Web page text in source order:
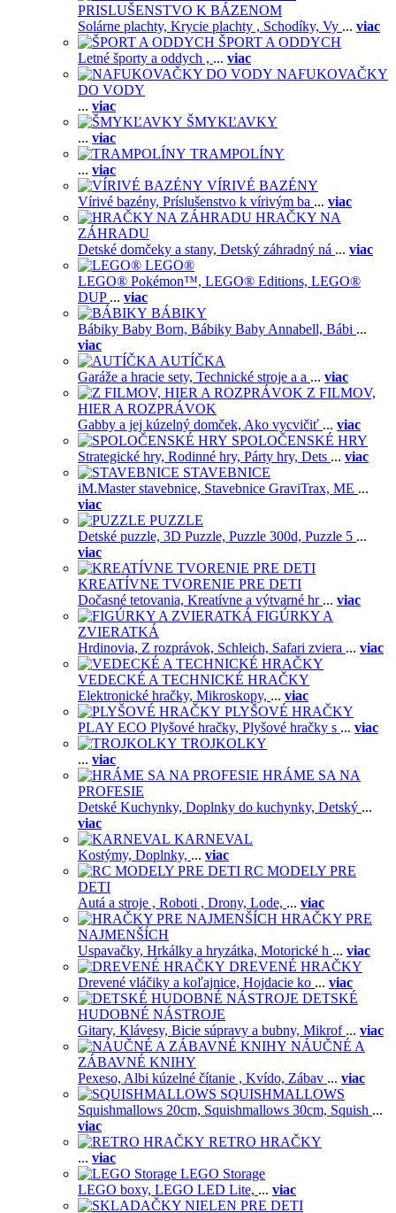
PRISLUŠENSTVO K BÁZENOM
Solárne plachty, Krycie plachty , Schodíky, Vy ... viac
ŠPORT A ODDYCH
Letné športy a oddych , ... viac
NAFUKOVAČKY
DO VODY
... viac
ŠMYKĽAVKY
... viac
TRAMPOLÍNY
... viac
VÍRIVÉ BAZÉNY
Vírivé bazény, Príslušenstvo k vírivým ba ... viac
HRAČKY NA
ZÁHRADU
Detské domčeky a stany, Detský záhradný ná ... viac
LEGO®
LEGO® Pokémon™, LEGO® Editions, LEGO®
DUP ... viac
BÁBIKY
Bábiky Baby Born, Bábiky Baby Annabell, Bábi ...
viac
AUTÍČKA
Garáže a hracie sety, Technické stroje a a ... viac
Z FILMOV,
HIER A ROZPRÁVOK
Gabby a jej kúzelný domček, Ako vycvičiť ... viac
SPOLOČENSKÉ HRY
Strategické hry, Rodinné hry, Párty hry, Dets ... viac
STAVEBNICE
iM.Master stavebnice, Stavebnice GraviTrax, ME ...
viac
PUZZLE
Detské puzzle, 3D Puzzle, Puzzle 300d, Puzzle 5 ...
viac
KREATÍVNE TVORENIE PRE DETI
Dočasné tetovania, Kreatívne a výtvarné hr ... viac
FIGÚRKY A
ZVIERATKÁ
Hrdinovia, Z rozprávok, Schleich, Safari zviera ... viac
VEDECKÉ A TECHNICKÉ HRAČKY
Elektronické hračky, Mikroskopy, ... viac
PLYŠOVÉ HRAČKY
PLAY ECO Plyšové hračky, Plyšové hračky s ... viac
TROJKOLKY
... viac
HRÁME SA NA
PROFESIE
Detské Kuchynky, Doplnky do kuchynky, Detský ...
viac
KARNEVAL
Kostýmy, Doplnky, ... viac
RC MODELY PRE
DETI
Autá a stroje , Roboti , Drony, Lode, ... viac
HRAČKY PRE
NAJMENŠÍCH
Uspavačky, Hrkálky a hryzátka, Motorické h ... viac
DREVENÉ HRAČKY
Drevené vláčiky a koľajnice, Hojdacie ko ... viac
DETSKÉ
HUDOBNÉ NÁSTROJE
Gitary, Klávesy, Bicie súpravy a bubny, Mikrof ... viac
NÁUČNÉ A
ZÁBAVNÉ KNIHY
Pexeso, Albi kúzelné čítanie , Kvído, Zábav ... viac
SQUISHMALLOWS
Squishmallows 20cm, Squishmallows 30cm, Squish ...
viac
RETRO HRAČKY
... viac
LEGO Storage
LEGO boxy, LEGO LED Lite, ... viac